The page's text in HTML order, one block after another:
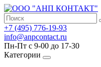
+7 (495) 776-19-93
info@anpcontact.ru
Пн-Пт с 9-00 до 17-30
Категории